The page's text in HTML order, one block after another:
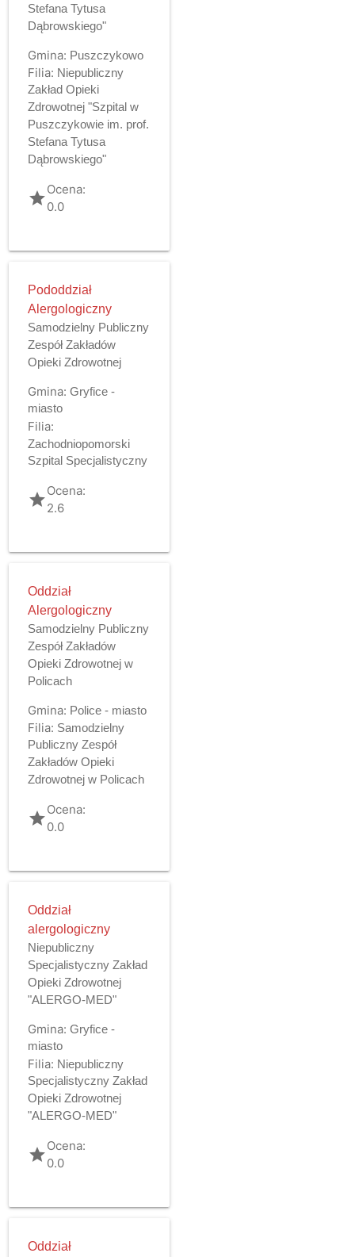
Stefana Tytusa
Dąbrowskiego"
Gmina: Puszczykowo
Filia: Niepubliczny
Zakład Opieki
Zdrowotnej "Szpital w
Puszczykowie im. prof.
Stefana Tytusa
Dąbrowskiego"
gradeOcena:
0.0
Pododdział
Alergologiczny
Samodzielny Publiczny
Zespół Zakładów
Opieki Zdrowotnej
Gmina: Gryfice -
miasto
Filia:
Zachodniopomorski
Szpital Specjalistyczny
gradeOcena:
2.6
Oddział
Alergologiczny
Samodzielny Publiczny
Zespół Zakładów
Opieki Zdrowotnej w
Policach
Gmina: Police - miasto
Filia: Samodzielny
Publiczny Zespół
Zakładów Opieki
Zdrowotnej w Policach
gradeOcena:
0.0
Oddział
alergologiczny
Niepubliczny
Specjalistyczny Zakład
Opieki Zdrowotnej
"ALERGO-MED"
Gmina: Gryfice -
miasto
Filia: Niepubliczny
Specjalistyczny Zakład
Opieki Zdrowotnej
"ALERGO-MED"
gradeOcena:
0.0
Oddział